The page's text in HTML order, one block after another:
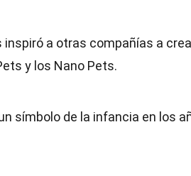
inspiró a otras compañías a
y los Nano Pets.
símbolo de la infancia en los